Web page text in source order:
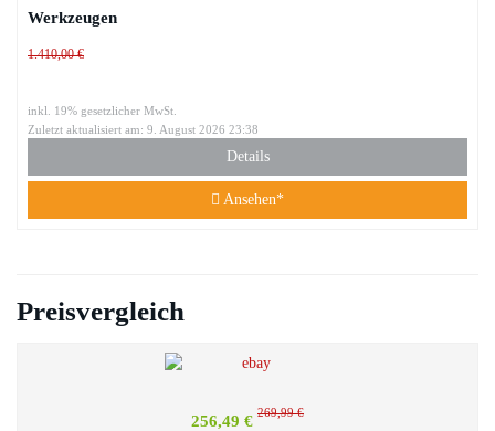
Werkzeugen
1.410,00 €
inkl. 19% gesetzlicher MwSt.
Zuletzt aktualisiert am: 9. August 2026 23:38
Details
Ansehen*
Preisvergleich
256,49 € 269,99 €